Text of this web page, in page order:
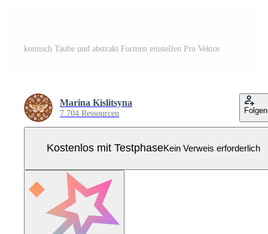
komisch Taube und abstrakt Formen einstellen Pro Vektor
Marina Kislitsyna
7.704 Ressourcen Folgen
Kostenlos mit TestphaseKein Verweis erforderlich